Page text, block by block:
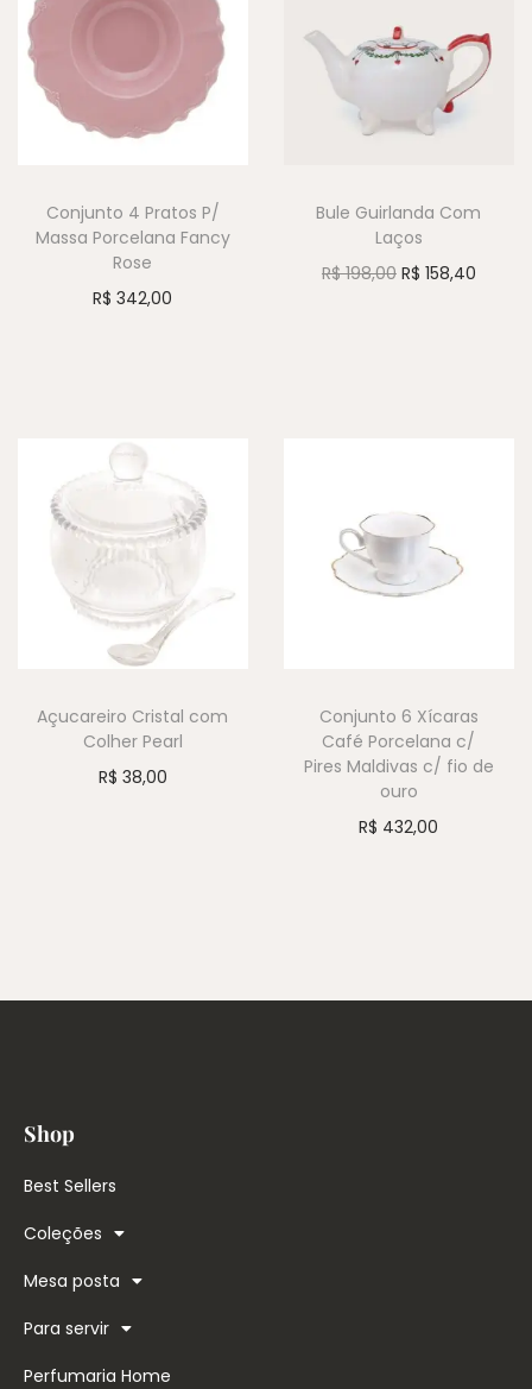
Conjunto 4 Pratos P/
Massa Porcelana Fancy
Rose
R$ 342,00
Bule Guirlanda Com
Laços
R$198,00 R$ 158,40
Açucareiro Cristal com
Colher Pearl
R$ 38,00
Conjunto 6 Xícaras
Café Porcelana c/
Pires Maldivas c/ fio de
ouro
R$ 432,00
Shop
Best Sellers
Coleções
Mesa posta
Para servir
Perfumaria Home